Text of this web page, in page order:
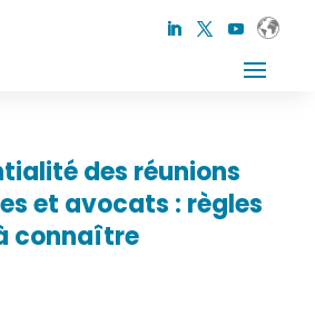
des réunions
et avocats : règles
connaître